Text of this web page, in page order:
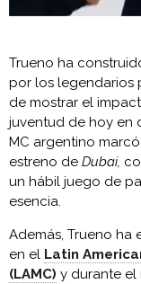
Trueno ha
por los legendarios
de mostrar el
juventud de hoy en
MC argentino
estreno de Dubai,
un hábil juego de
esencia.
Además, Trueno ha
en el Latin
(LAMC) y durante